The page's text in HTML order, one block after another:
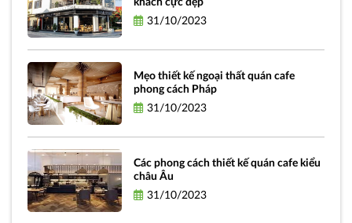
khách cực đẹp
31/10/2023
Mẹo thiết kế ngoại thất quán cafe
phong cách Pháp
31/10/2023
Các phong cách thiết kế quán cafe kiểu
châu Âu
31/10/2023